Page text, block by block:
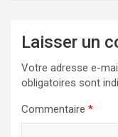
Laisser un
Votre adresse e-
obligatoires sont
Commentaire *